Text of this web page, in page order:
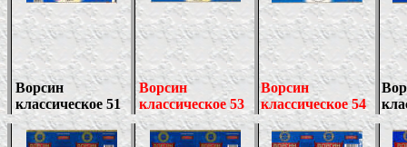
Ворсин
классическое 51
Ворсин
классическое 53
Ворсин
классическое 54